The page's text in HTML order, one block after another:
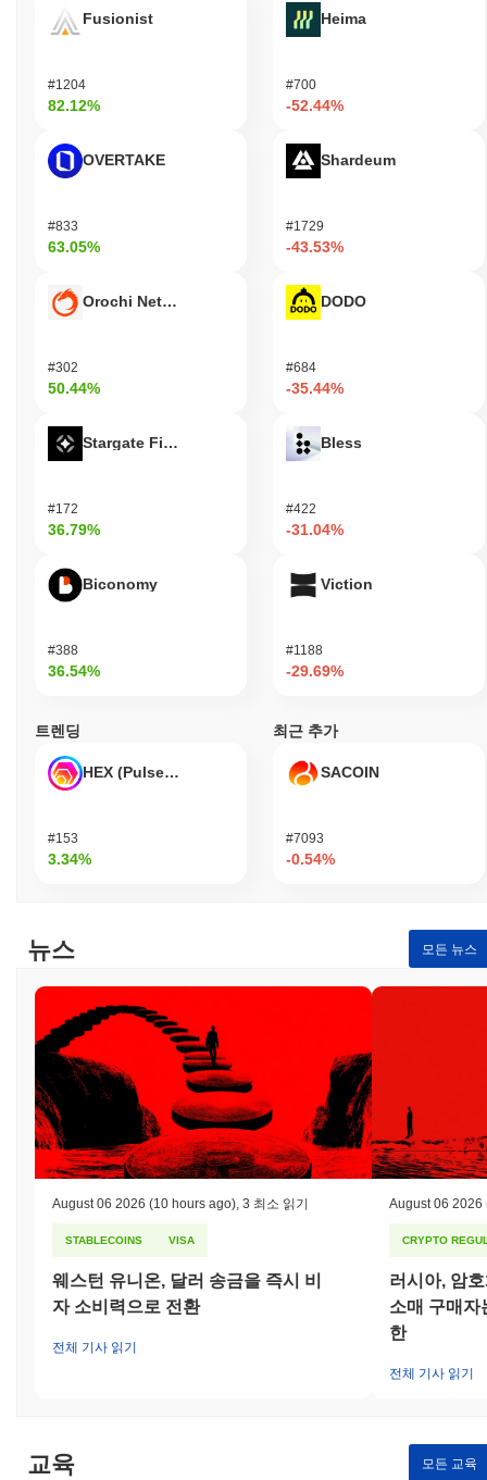
Fusionist
#1204
82.12%
OVERTAKE
#833
63.05%
Orochi Network
#302
50.44%
Stargate Finance
#172
36.79%
Biconomy
#388
36.54%
Heima
#700
-52.44%
Shardeum
#1729
-43.53%
DODO
#684
-35.44%
Bless
#422
-31.04%
Viction
#1188
-29.69%
트렌딩
HEX (Pulsechain)
#153
3.34%
최근 추가
SACOIN
#7093
-0.54%
뉴스 모든 뉴스
August 06 2026 (10 hours ago), 3 최소 읽기
STABLECOINS VISA
웨스턴 유니온, 달러 송금을 즉시 비
자 소비력으로 전환
전체 기사 읽기
August 06 2026
CRYPTO
러시아, 암
소매 구매자
한
전체 기사 읽기
교육 모든 교육